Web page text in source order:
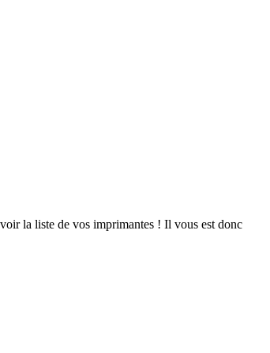
la liste de vos imprimantes ! Il vous est donc